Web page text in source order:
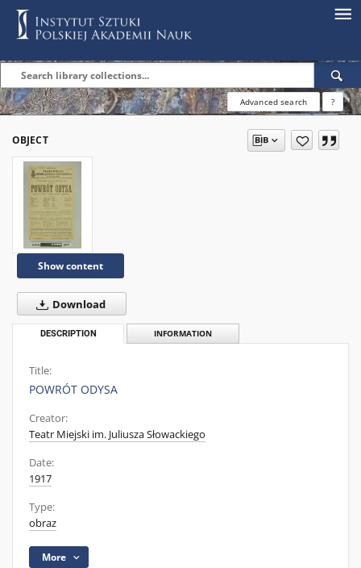
Advanced search ?
OBJECT
Show content
Download
DESCRIPTION INFORMATION
Title:
POWRÓT ODYSA
Creator:
Teatr Miejski im. Juliusza Słowackiego
Date:
1917
Type:
obraz
More